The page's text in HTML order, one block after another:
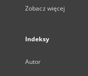
Zobacz więcej
Indeksy
Autor